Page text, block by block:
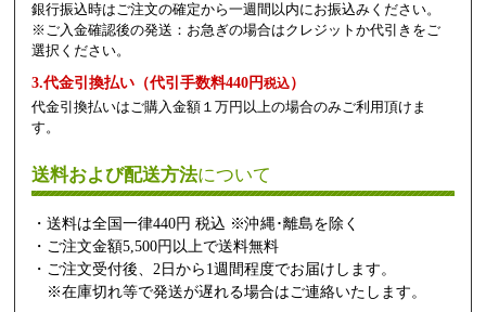
銀行振込時はご注文の確定から一週間以内にお振込みください。
※ご入金確認後の発送：お急ぎの場合はクレジットか代引きをご
選択ください。
3.代金引換払い（代引手数料440円税込）
代金引換払いはご購入金額１万円以上の場合のみご利用頂けま
す。
送料および配送方法について
・送料は全国一律440円 税込 ※沖縄･離島を除く
・ご注文金額5,500円以上で送料無料
・ご注文受付後、2日から1週間程度でお届けします。
※在庫切れ等で発送が遅れる場合はご連絡いたします。